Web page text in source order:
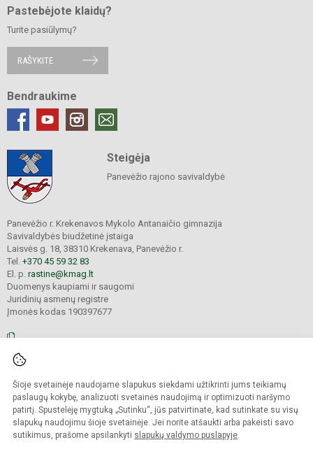
Šioje svetainėje naudojame slapukus siekdami užtikrinti jums teikiamų
paslaugų kokybę, analizuoti svetainės naudojimą ir optimizuoti naršymo
patirtį. Spustelėję mygtuką „Sutinku“, jūs patvirtinate, kad sutinkate su visų
slapukų naudojimu šioje svetainėje. Jei norite atšaukti arba pakeisti savo
sutikimus, prašome apsilankyti slapukų valdymo puslapyje.
Pastebėjote klaidų?
Turite pasiūlymų?
RAŠYKITE
Bendraukime
Steigėja
Panevėžio rajono savivaldybė
Panevėžio r. Krekenavos Mykolo Antanaičio gimnazija
Savivaldybės biudžetinė įstaiga
Laisvės g. 18, 38310 Krekenava, Panevėžio r.
Tel. +370 45 59 32 83
El. p. rastine@kmag.lt
Duomenys kaupiami ir saugomi
Juridinių asmenų registre
Įmonės kodas 190397677
saugomos.
Kopijuoti turinį be raštiško gimnazijos sutikimo griežtai draudžiama.
Prieinamumo paraiška Slapukų valdymas
Sumanus būdas atnaujinti